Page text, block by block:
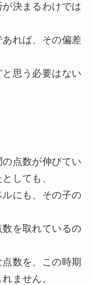
決まるわけでは
れば、その偏差
と思う必要はない
点数が伸びてい
しても、
ルにも、その子の
を取れているの
数を、この時期
ません。